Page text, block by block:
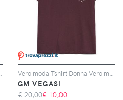
GM VEGASI
€ 20,00€ 10,00